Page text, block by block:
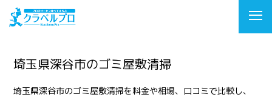
埼玉県深谷市のゴミ屋敷清掃
埼玉県深谷市のゴミ屋敷清掃を料金や相場、口コミで比較し、